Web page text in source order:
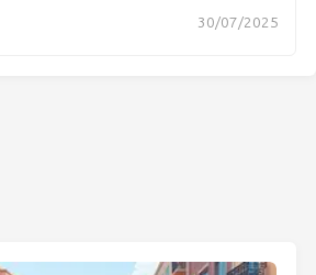
30/07/2025